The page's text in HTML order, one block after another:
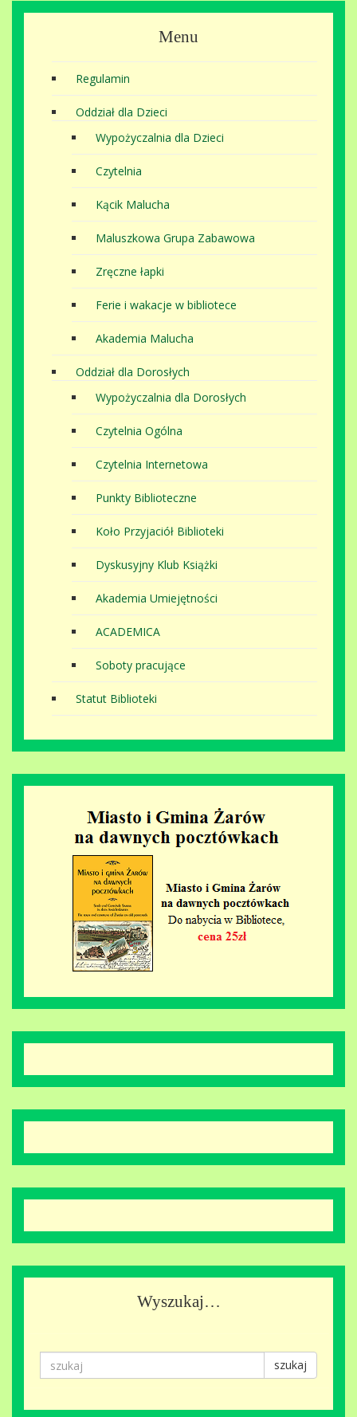
Menu
Regulamin
Oddział dla Dzieci
Wypożyczalnia dla Dzieci
Czytelnia
Kącik Malucha
Maluszkowa Grupa Zabawowa
Zręczne łapki
Ferie i wakacje w bibliotece
Akademia Malucha
Oddział dla Dorosłych
Wypożyczalnia dla Dorosłych
Czytelnia Ogólna
Czytelnia Internetowa
Punkty Biblioteczne
Koło Przyjaciół Biblioteki
Dyskusyjny Klub Książki
Akademia Umiejętności
ACADEMICA
Soboty pracujące
Statut Biblioteki
Wyszukaj…
szukaj